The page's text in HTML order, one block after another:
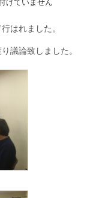
けていません
はれました。
議論致しました。